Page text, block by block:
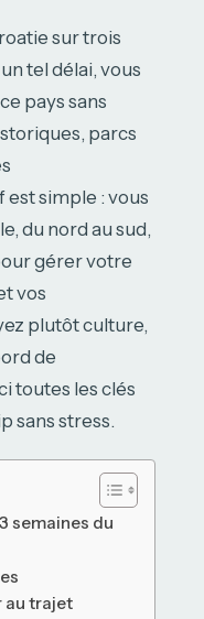
sur trois
tel délai, vous
pays sans
parcs
est simple : vous
du nord au sud,
gérer votre
vos
plutôt culture,
de
toutes les clés
sans stress.
semaines du
au trajet